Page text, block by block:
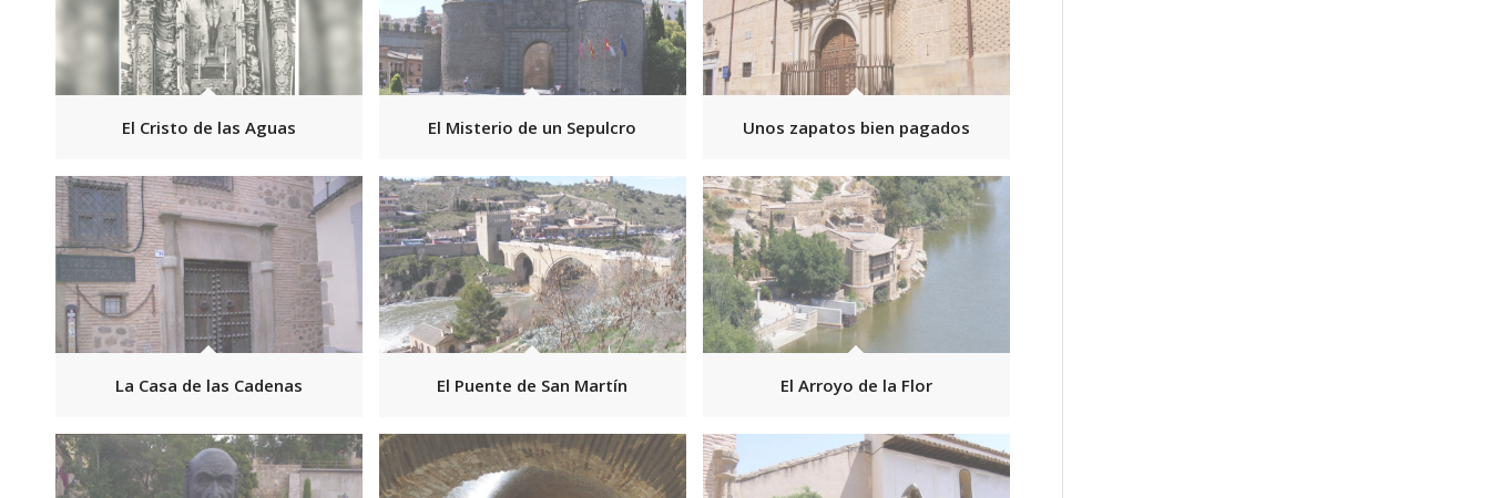
El Cristo de las Aguas El Misterio de un Sepulcro Unos zapatos bien pagados
La Casa de las Cadenas El Puente de San Martín El Arroyo de la Flor